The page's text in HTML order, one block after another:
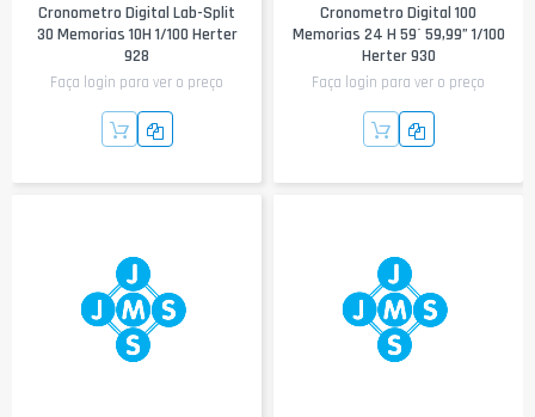
Cronometro Digital Lab-Split
30 Memorias 10H 1/100 Herter
928
Faça login para ver o preço
Cronometro Digital 100
Memorias 24 H 59´ 59,99” 1/100
Herter 930
Faça login para ver o preço